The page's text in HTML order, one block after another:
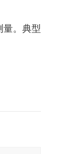
量。典型